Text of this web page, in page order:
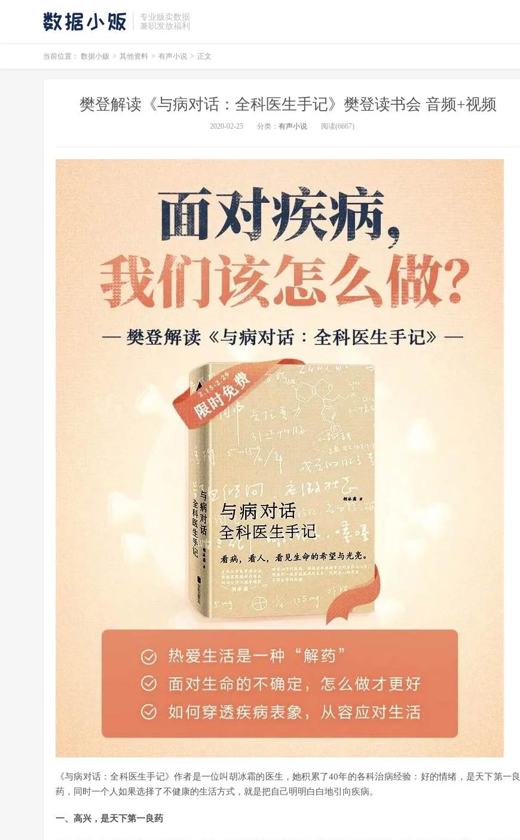
专业贩卖数据
兼职发放福利
当前位置： 数据小贩 > 其他资料 > 有声小说 > 正文
樊登解读《与病对话：全科医生手记》樊登读书会 音频+视频
2020-02-25 分类： 有声小说 阅读(6667)
《与病对话：全科医生手记》作者是一位叫胡冰霜的医生，她积累了40年的各科治病经验：好的情绪，是天下第一良
药，同时一个人如果选择了不健康的生活方式，就是把自己明明白白地引向疾病。
一、高兴，是天下第一良药